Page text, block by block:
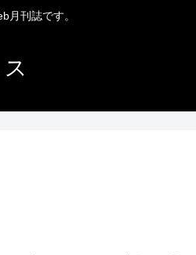
月刊誌です。